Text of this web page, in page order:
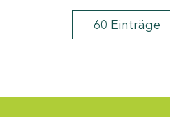
60 Einträge